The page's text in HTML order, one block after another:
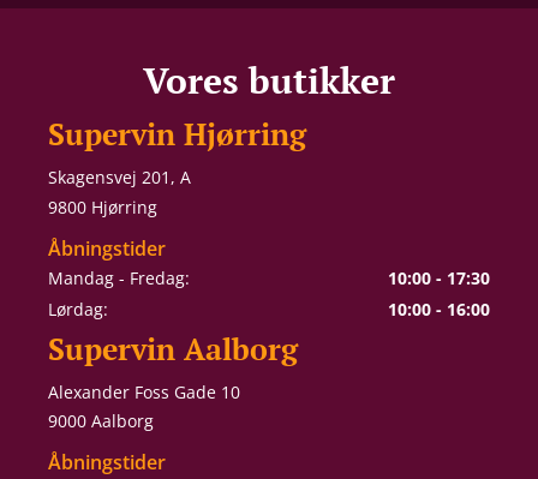
Vores butikker
Supervin Hjørring
Skagensvej 201, A
9800 Hjørring
Åbningstider
Mandag - Fredag:
10:00 - 17:30
Lørdag:
10:00 - 16:00
Supervin Aalborg
Alexander Foss Gade 10
9000 Aalborg
Åbningstider